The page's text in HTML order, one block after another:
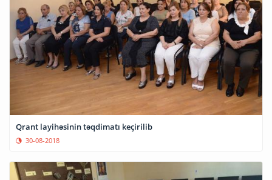
Qrant layihəsinin təqdimatı keçirilib
30-08-2018